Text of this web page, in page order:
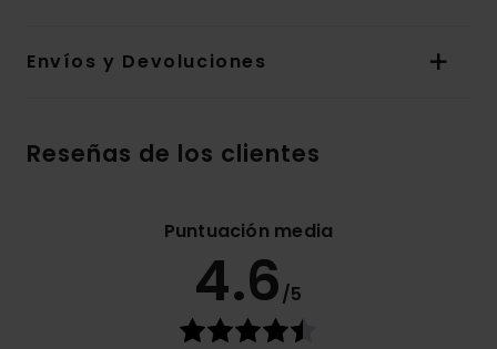
Envíos y Devoluciones
Reseñas de los clientes
Puntuación media
4.6/5